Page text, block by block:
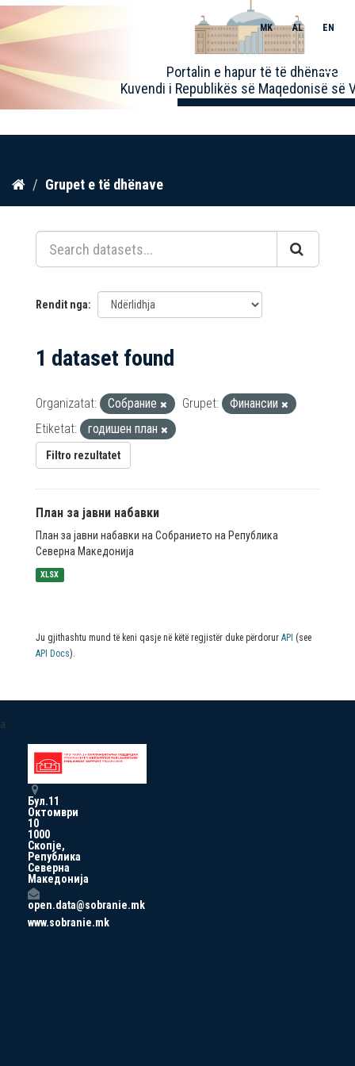
Kalo
përmbajtja
Portalin e hapur të të dhënave
Kuvendi i Republikës së Maqedonisë së
MK AL EN
Toggle
Grupet e të dhënave
Rendit nga
1 dataset found
Organizatat: Собрание Grupet:
Финансии
Etiketat:
годишен план
Filtro rezultatet
План за јавни набавки
План за јавни набавки на Собранието на Република
Северна Македонија
XLSX
Ju gjithashtu mund të keni qasje në këtë regjistër duke përdorur API (see
API Docs).
a
Бул.11
Октомври
10
1000
Скопје,
Република
Северна
Македонија
open.data@sobranie.mk
www.sobranie.mk